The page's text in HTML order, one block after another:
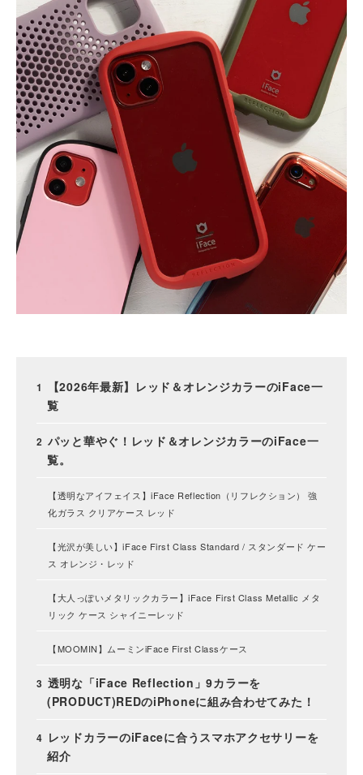
【2026年最新】レッド＆オレンジカラーのiFace一
覧
パッと華やぐ！レッド＆オレンジカラーのiFace一
覧。
【透明なアイフェイス】iFace Reflection（リフレクション） 強
化ガラス クリアケース レッド
【光沢が美しい】iFace First Class Standard / スタンダード ケー
ス オレンジ・レッド
【大人っぽいメタリックカラー】iFace First Class Metallic メタ
リック ケース シャイニーレッド
【MOOMIN】ムーミンiFace First Classケース
透明な「iFace Reflection」9カラーを
(PRODUCT)REDのiPhoneに組み合わせてみた！
レッドカラーのiFaceに合うスマホアクセサリーを
紹介